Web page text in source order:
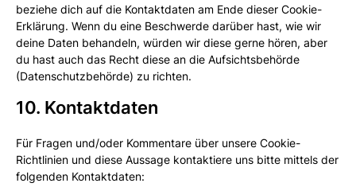
beziehe dich auf die Kontaktdaten am Ende dieser Cookie-
Erklärung. Wenn du eine Beschwerde darüber hast, wie wir
deine Daten behandeln, würden wir diese gerne hören, aber
du hast auch das Recht diese an die Aufsichtsbehörde
(Datenschutzbehörde) zu richten.
10. Kontaktdaten
Für Fragen und/oder Kommentare über unsere Cookie-
Richtlinien und diese Aussage kontaktiere uns bitte mittels der
folgenden Kontaktdaten: